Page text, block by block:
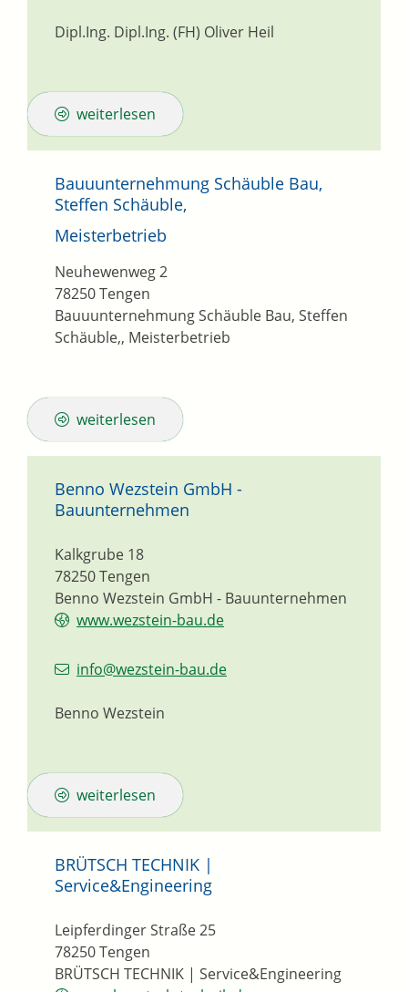
Dipl.Ing. Dipl.Ing. (FH) Oliver Heil
weiterlesen
Bauuunternehmung Schäuble Bau,
Steffen Schäuble,
Meisterbetrieb
Bauuunternehmung Schäuble Bau, Steffen
Schäuble,, Meisterbetrieb
Neuhewenweg 2
78250Tengen
weiterlesen
Benno Wezstein GmbH -
Bauunternehmen
Benno Wezstein GmbH - Bauunternehmen
Kalkgrube 18
78250Tengen
www.wezstein-bau.de
info@wezstein-bau.de
Benno Wezstein
weiterlesen
BRÜTSCH TECHNIK |
Service&Engineering
BRÜTSCH TECHNIK | Service&Engineering
Leipferdinger Straße 25
78250Tengen